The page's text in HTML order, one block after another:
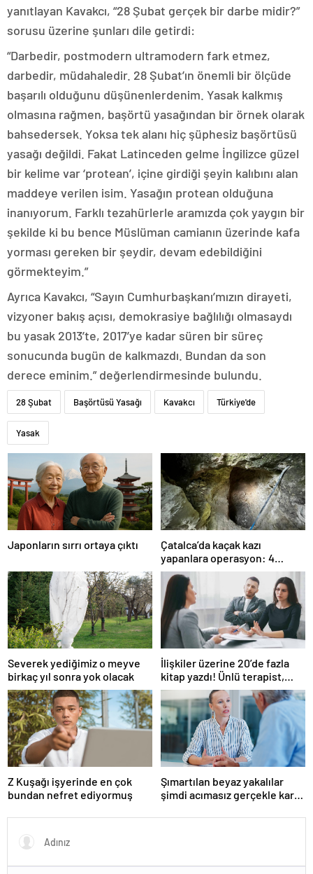
yanıtlayan Kavakcı, “28 Şubat gerçek bir darbe midir?”
sorusu üzerine şunları dile getirdi:
“Darbedir, postmodern ultramodern fark etmez,
darbedir, müdahaledir. 28 Şubat’ın önemli bir ölçüde
başarılı olduğunu düşünenlerdenim. Yasak kalkmış
olmasına rağmen, başörtü yasağından bir örnek olarak
bahsedersek. Yoksa tek alanı hiç şüphesiz başörtüsü
yasağı değildi. Fakat Latinceden gelme İngilizce güzel
bir kelime var ‘protean’, içine girdiği şeyin kalıbını alan
maddeye verilen isim. Yasağın protean olduğuna
inanıyorum. Farklı tezahürlerle aramızda çok yaygın bir
şekilde ki bu bence Müslüman camianın üzerinde kafa
yorması gereken bir şeydir, devam edebildiğini
görmekteyim.”
Ayrıca Kavakcı, “Sayın Cumhurbaşkanı’mızın dirayeti,
vizyoner bakış açısı, demokrasiye bağlılığı olmasaydı
bu yasak 2013’te, 2017’ye kadar süren bir süreç
sonucunda bugün de kalkmazdı. Bundan da son
derece eminim.” değerlendirmesinde bulundu.
28 Şubat Başörtüsü Yasağı Kavakcı Türkiye'de
Yasak
Japonların sırrı ortaya çıktı
Çatalca’da kaçak kazı
yapanlara operasyon: 4
gözaltı
Severek yediğimiz o meyve
birkaç yıl sonra yok olacak
İlişkiler üzerine 20’de fazla
kitap yazdı! Ünlü terapist,
boşanmaların gerçek
suçlularını açıklıyor
Z Kuşağı işyerinde en çok
bundan nefret ediyormuş
Şımartılan beyaz yakalılar
şimdi acımasız gerçekle karşı